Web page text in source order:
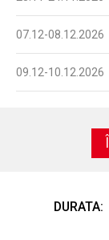
07.12-08.12.2026
09.12-10.12.2026
DURATA: